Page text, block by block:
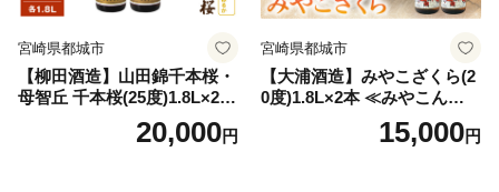
宮崎県都城市
【柳田酒造】山田錦千本桜・
母智丘 千本桜(25度)1.8L×2本
≪みやこんじょ特急便≫_AC
20,000円
宮崎県都城市
【大浦酒造】みやこざくら(2
0度)1.8L×2本 ≪みやこんじょ
特急便≫_MJ-077115,000円